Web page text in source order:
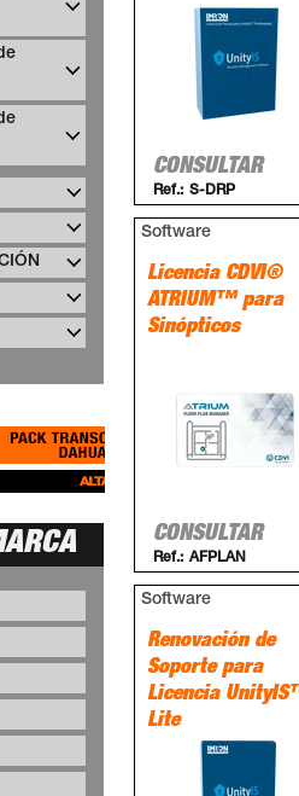
CONSULTAR
Ref.: S-DRP
Software
Licencia CDVI®
ATRIUM™ para
Sinópticos
CONSULTAR
Ref.: AFPLAN
Software
Renovación de
Soporte para
Licencia
Lite